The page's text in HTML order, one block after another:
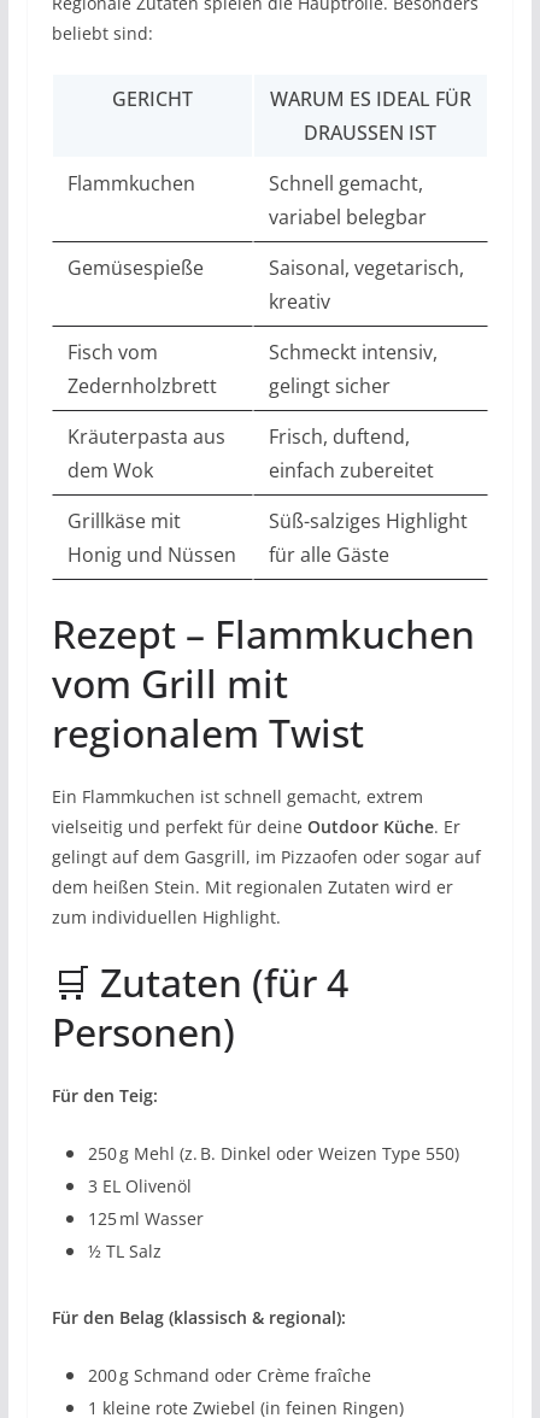
beliebt sind:
GERICHT
WARUM ES IDEAL FÜR
DRAUSSEN IST
Flammkuchen
Schnell gemacht,
variabel belegbar
Gemüsespieße
Saisonal, vegetarisch,
kreativ
Fisch vom
Zedernholzbrett
Schmeckt intensiv,
gelingt sicher
Kräuterpasta aus
dem Wok
Frisch, duftend,
einfach zubereitet
Grillkäse mit
Honig und Nüssen
Süß-salziges Highlight
für alle Gäste
Rezept – Flammkuchen
vom Grill mit
regionalem Twist
Ein Flammkuchen ist schnell gemacht, extrem
vielseitig und perfekt für deine Outdoor Küche. Er
gelingt auf dem Gasgrill, im Pizzaofen oder sogar auf
dem heißen Stein. Mit regionalen Zutaten wird er
zum individuellen Highlight.
🛒 Zutaten (für 4
Personen)
Für den Teig:
250 g Mehl (z. B. Dinkel oder Weizen Type 550)
3 EL Olivenöl
125 ml Wasser
½ TL Salz
Für den Belag (klassisch & regional):
200 g Schmand oder Crème fraîche
1 kleine rote Zwiebel (in feinen Ringen)